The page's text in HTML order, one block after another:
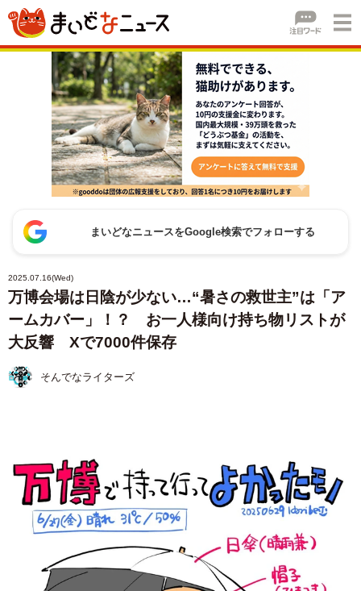
まいどなニュースをGoogle検索でフォローする
2025.07.16(Wed)
万博会場は日陰が少ない…“暑さの救世主”は「ア
ームカバー」！？ お一人様向け持ち物リストが
大反響 Xで7000件保存
そんでなライターズ